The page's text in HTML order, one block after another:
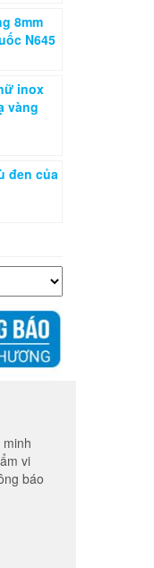
8mm
N645
inox
vàng
đen của
minh
vi
báo